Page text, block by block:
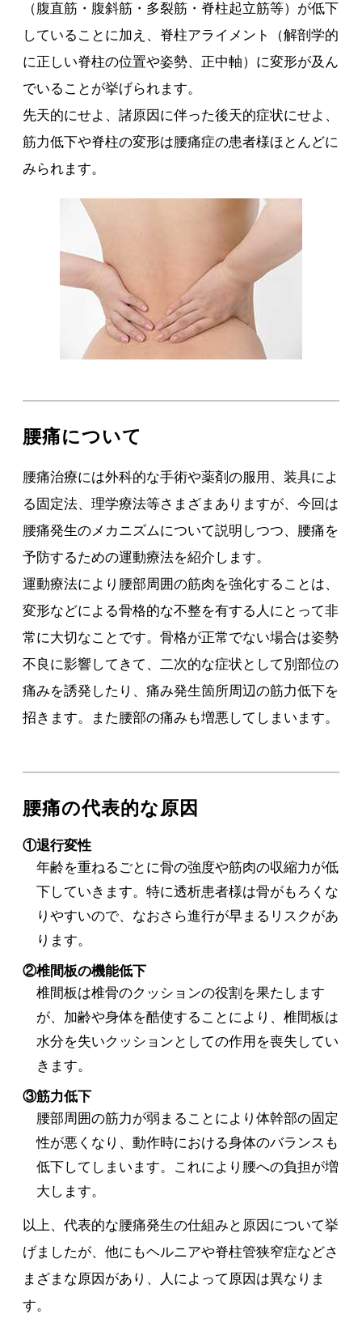
（腹直筋・腹斜筋・多裂筋・脊柱起立筋等）が低下
していることに加え、脊柱アライメント（解剖学的
に正しい脊柱の位置や姿勢、正中軸）に変形が及ん
でいることが挙げられます。
先天的にせよ、諸原因に伴った後天的症状にせよ、
筋力低下や脊柱の変形は腰痛症の患者様ほとんどに
みられます。
腰痛について
腰痛治療には外科的な手術や薬剤の服用、装具によ
る固定法、理学療法等さまざまありますが、今回は
腰痛発生のメカニズムについて説明しつつ、腰痛を
予防するための運動療法を紹介します。
運動療法により腰部周囲の筋肉を強化することは、
変形などによる骨格的な不整を有する人にとって非
常に大切なことです。骨格が正常でない場合は姿勢
不良に影響してきて、二次的な症状として別部位の
痛みを誘発したり、痛み発生箇所周辺の筋力低下を
招きます。また腰部の痛みも増悪してしまいます。
腰痛の代表的な原因
①退行変性
年齢を重ねるごとに骨の強度や筋肉の収縮力が低
下していきます。特に透析患者様は骨がもろくな
りやすいので、なおさら進行が早まるリスクがあ
ります。
②椎間板の機能低下
椎間板は椎骨のクッションの役割を果たします
が、加齢や身体を酷使することにより、椎間板は
水分を失いクッションとしての作用を喪失してい
きます。
③筋力低下
腰部周囲の筋力が弱まることにより体幹部の固定
性が悪くなり、動作時における身体のバランスも
低下してしまいます。これにより腰への負担が増
大します。
以上、代表的な腰痛発生の仕組みと原因について挙
げましたが、他にもヘルニアや脊柱管狭窄症などさ
まざまな原因があり、人によって原因は異なりま
す。